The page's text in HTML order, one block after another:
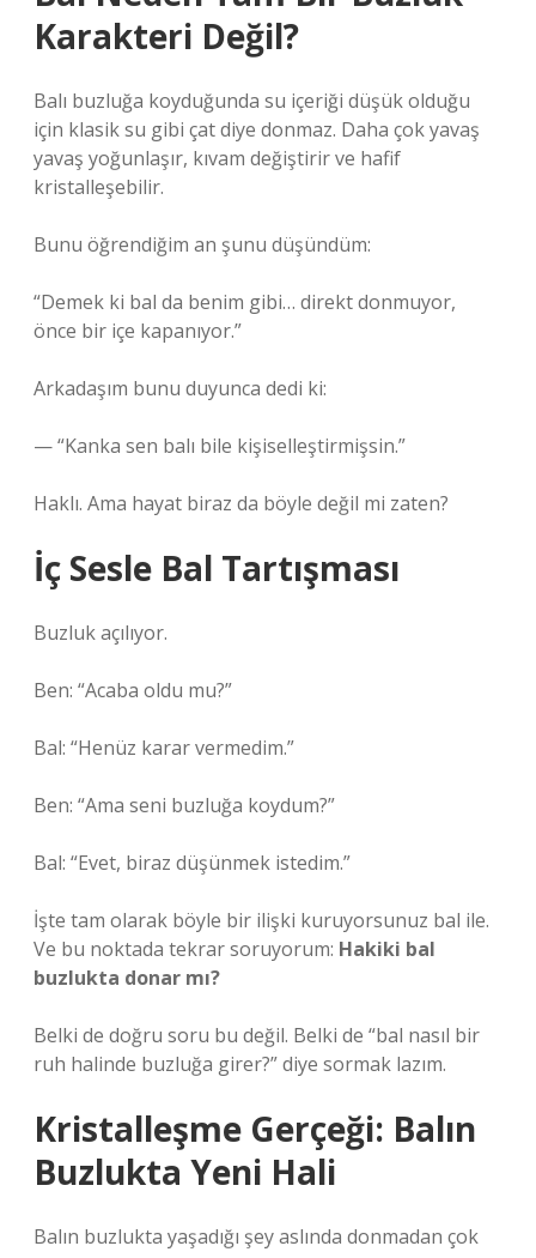
Karakteri Değil?
Balı buzluğa koyduğunda su içeriği düşük olduğu
için klasik su gibi çat diye donmaz. Daha çok yavaş
yavaş yoğunlaşır, kıvam değiştirir ve hafif
kristalleşebilir.
Bunu öğrendiğim an şunu düşündüm:
“Demek ki bal da benim gibi… direkt donmuyor,
önce bir içe kapanıyor.”
Arkadaşım bunu duyunca dedi ki:
— “Kanka sen balı bile kişiselleştirmişsin.”
Haklı. Ama hayat biraz da böyle değil mi zaten?
İç Sesle Bal Tartışması
Buzluk açılıyor.
Ben: “Acaba oldu mu?”
Bal: “Henüz karar vermedim.”
Ben: “Ama seni buzluğa koydum?”
Bal: “Evet, biraz düşünmek istedim.”
İşte tam olarak böyle bir ilişki kuruyorsunuz bal ile.
Ve bu noktada tekrar soruyorum: Hakiki bal
buzlukta donar mı?
Belki de doğru soru bu değil. Belki de “bal nasıl bir
ruh halinde buzluğa girer?” diye sormak lazım.
Kristalleşme Gerçeği: Balın
Buzlukta Yeni Hali
Balın buzlukta yaşadığı şey aslında donmadan çok